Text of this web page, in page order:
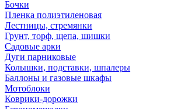
Бочки
Пленка полиэтиленовая
Лестницы, стремянки
Грунт, торф, щепа, шишки
Садовые арки
Дуги парниковые
Колышки, подставки, шпалеры
Баллоны и газовые шкафы
Мотоблоки
Коврики-дорожки